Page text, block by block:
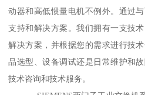
动器和高低惯量电机不例外。通过
支持和解决方案。我们拥有一支技
解决方案，并根据您的需求进行技
品选型、设备调试还是日常维护和
技术咨询和技术服务。